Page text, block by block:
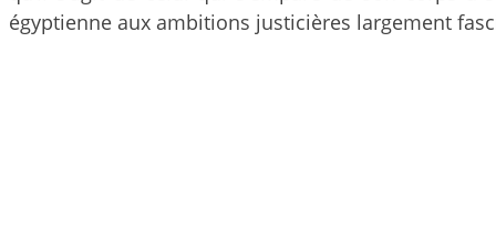
égyptienne aux ambitions justicières largement